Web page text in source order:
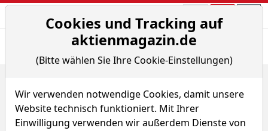
Aktien- und
Home Aktien
Air Products & Chemicals Inc.
Renditedreieck
Air Products & Chemicals
Cookies und Tracking auf
aktienmagazin.de
(Bitte wählen Sie Ihre Cookie-Einstellungen)
Wir verwenden notwendige Cookies, damit unsere
Website technisch funktioniert. Mit Ihrer
Einwilligung verwenden wir außerdem Dienste von